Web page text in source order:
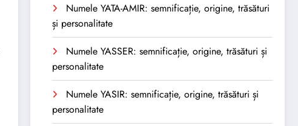
Numele YATA-AMIR: semnificație, origine, trăsături
și personalitate
Numele YASSER: semnificație, origine, trăsături și
personalitate
Numele YASIR: semnificație, origine, trăsături și
personalitate